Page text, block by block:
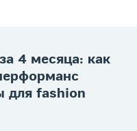
4 месяца: как
для fashion